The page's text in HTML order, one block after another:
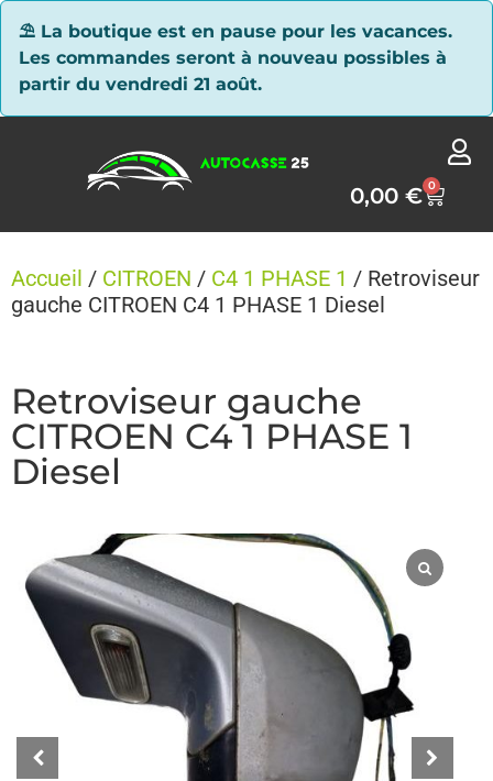
⛱ La boutique est en pause pour les vacances.
Les commandes seront à nouveau possibles à
partir du vendredi 21 août.
0,00€ 0
Accueil / CITROEN / C4 1 PHASE 1 / Retroviseur
gauche CITROEN C4 1 PHASE 1 Diesel
Retroviseur gauche
CITROEN C4 1 PHASE 1
Diesel
Panneau de gestion des cookies